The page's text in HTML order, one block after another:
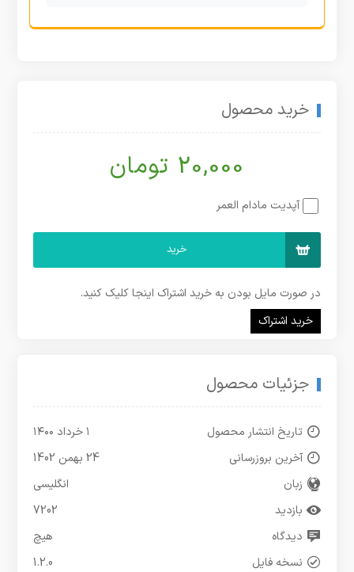
خرید محصول
20,000 تومان
آپدیت مادام العمر
خرید
در صورت مایل بودن به خرید اشتراک اینجا کلیک کنید.
خرید اشتراک
جزئیات محصول
تاریخ انتشار محصول
۱ خرداد ۱۴۰۰
آخرین بروزرسانی
24 بهمن 1402
زبان
انگلیسی
بازدید
7202
دیدگاه
هیچ
نسخه فایل
1.2.0